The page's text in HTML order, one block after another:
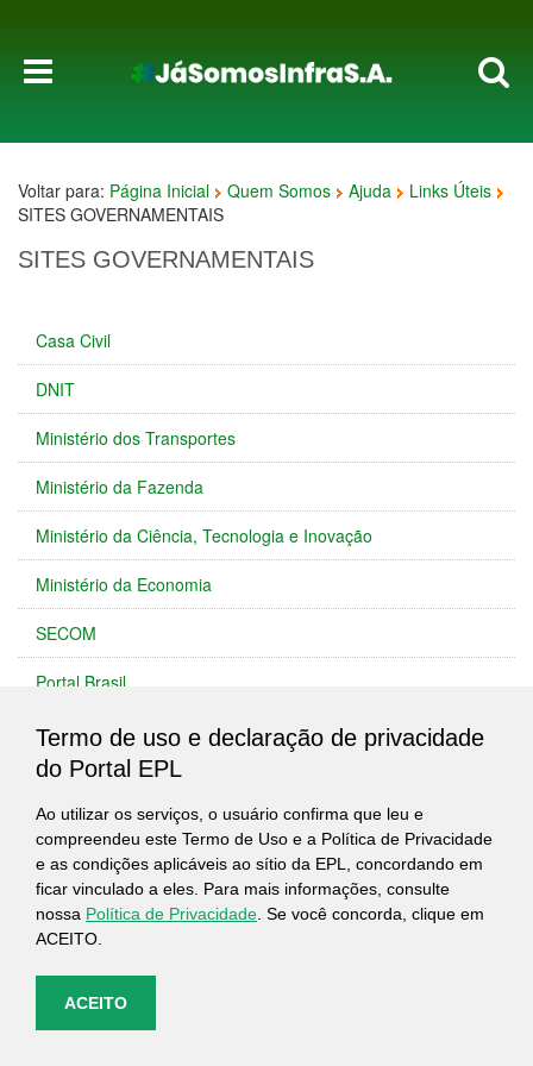
Voltar para: Página Inicial Quem Somos Ajuda
Links Úteis
SITES GOVERNAMENTAIS
SITES GOVERNAMENTAIS
Casa Civil
DNIT
Ministério dos Transportes
Ministério da Fazenda
Ministério da Ciência, Tecnologia e Inovação
Ministério da Economia
SECOM
Portal Brasil
Ministério do Meio Ambiente
IBAMA
Blog do Planalto
Termo de uso e declaração de privacidade
do Portal EPL
Ao utilizar os serviços, o usuário confirma que leu e
compreendeu este Termo de Uso e a Política de Privacidade
e as condições aplicáveis ao sítio da EPL, concordando em
ficar vinculado a eles. Para mais informações, consulte
nossa Política de Privacidade . Se você concorda, clique em
ACEITO.
ACEITO